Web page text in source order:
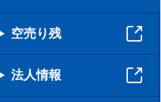
空売り残
法人情報